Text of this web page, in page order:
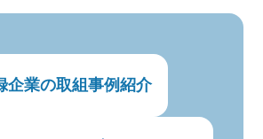
企業の取組事例紹介